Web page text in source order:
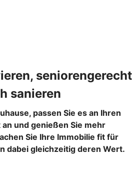
seniorengerecht
sanieren
passen Sie es an Ihren
und genießen Sie mehr
Sie Ihre Immobilie fit für
dabei gleichzeitig deren Wert.